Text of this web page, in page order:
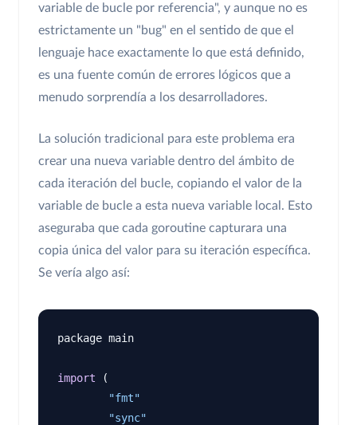
variable de bucle por referencia", y aunque no es
estrictamente un "bug" en el sentido de que el
lenguaje hace exactamente lo que está definido,
es una fuente común de errores lógicos que a
menudo sorprendía a los desarrolladores.
La solución tradicional para este problema era
crear una nueva variable dentro del ámbito de
cada iteración del bucle, copiando el valor de la
variable de bucle a esta nueva variable local. Esto
aseguraba que cada goroutine capturara una
copia única del valor para su iteración específica.
Se vería algo así:
package main
import (
"fmt"
"sync"